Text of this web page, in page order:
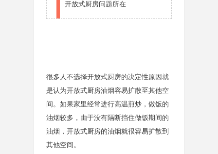
开放式厨房问题所在
很多人不选择开放式厨房的决定性原因就
是认为开放式厨房油烟容易扩散至其他空
间。如果家里经常进行高温煎炒，做饭的
油烟较多，由于没有隔断挡住做饭期间的
油烟，开放式厨房的油烟就很容易扩散到
其他空间。